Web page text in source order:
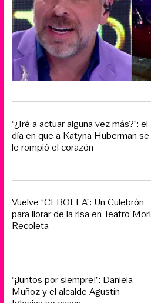
“¿Iré a actuar alguna vez más?”: el
día en que a Katyna Huberman se
le rompió el corazón
Vuelve “CEBOLLA”: Un Culebrón
para llorar de la risa en Teatro Mori
Recoleta
“¡Juntos por siempre!”: Daniela
Muñoz y el alcalde Agustín